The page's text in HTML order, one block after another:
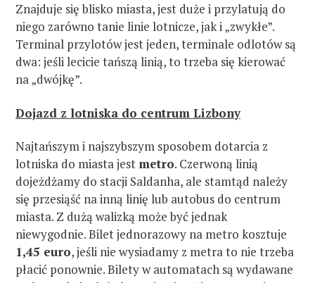
Znajduje się blisko miasta, jest duże i przylatują do
niego zarówno tanie linie lotnicze, jak i „zwykłe”.
Terminal przylotów jest jeden, terminale odlotów są
dwa: jeśli lecicie tańszą linią, to trzeba się kierować
na „dwójkę”.
Dojazd z lotniska do centrum Lizbony
Najtańszym i najszybszym sposobem dotarcia z
lotniska do miasta jest metro. Czerwoną linią
dojeżdżamy do stacji Saldanha, ale stamtąd należy
się przesiąść na inną linię lub autobus do centrum
miasta. Z dużą walizką może być jednak
niewygodnie. Bilet jednorazowy na metro kosztuje
1,45 euro, jeśli nie wysiadamy z metra to nie trzeba
płacić ponownie. Bilety w automatach są wydawane